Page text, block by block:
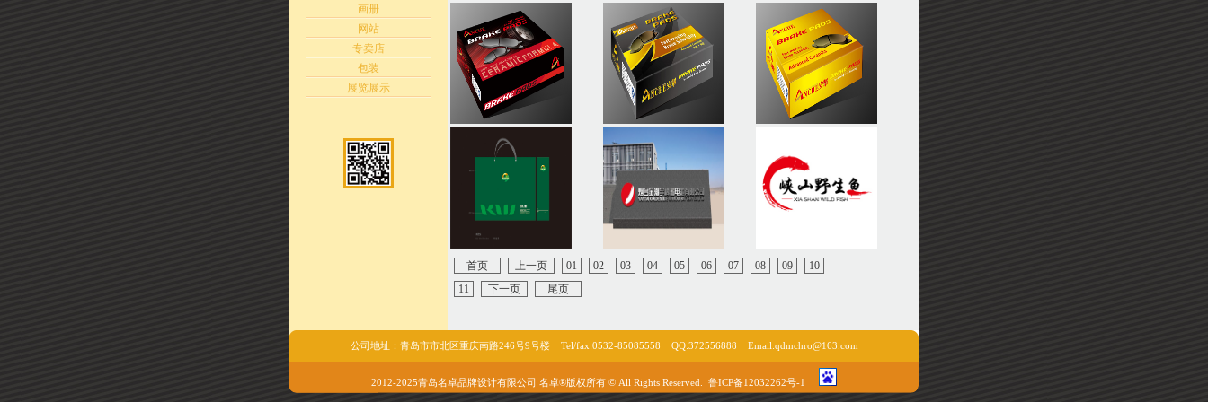
画册
网站
专卖店
包装
展览展示
首页 上一页 01 02 03 04 05 06 07 08 09
10
11
下一页 尾页
公司地址：青岛市市北区重庆南路246号9号楼 Tel/fax:0532-85085558 QQ:372556888 Email:qdmchro@163.com
2012-2025青岛名卓品牌设计有限公司 名卓®版权所有 © All Rights Reserved. 鲁ICP备12032262号-1